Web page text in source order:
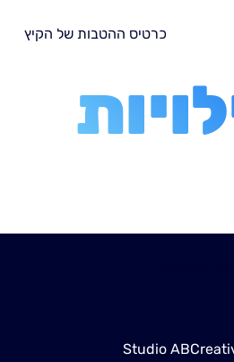
כרטיס ההטבות של הקיץ